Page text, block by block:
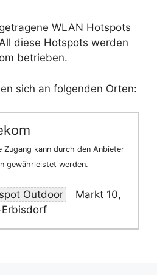
WLAN Hotspots
diese Hotspots werden
betrieben.
sich an folgenden Orten:
Zugang kann durch den Anbieter
gewährleistet werden.
Outdoor
Markt 10,